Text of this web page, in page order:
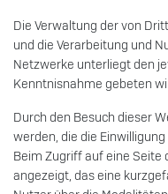
Die Verwaltung der von
und die Verarbeitung und
Netzwerke unterliegt den
Kenntnisnahme gebeten
Durch den Besuch dieser
werden, die die
Beim Zugriff auf eine Seite
angezeigt, das eine